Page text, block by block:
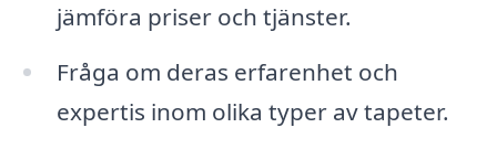
jämföra priser och tjänster.
Fråga om deras erfarenhet och
expertis inom olika typer av tapeter.